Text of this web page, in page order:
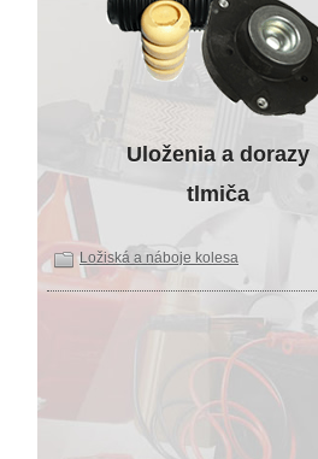
Uloženia a dorazy
tlmiča
Ložiská a náboje kolesa